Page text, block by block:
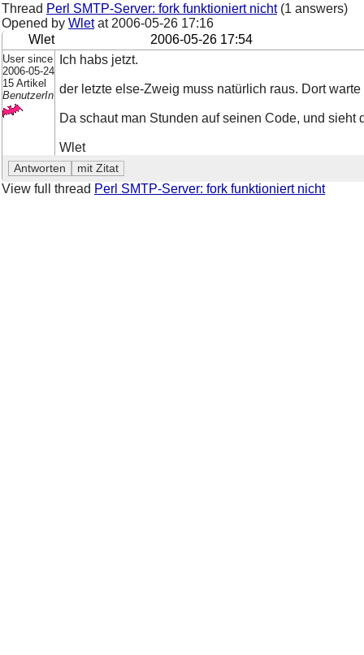
Thread Perl SMTP-Server: fork funktioniert nicht(1 answers)
Opened by Wletat 2006-05-26 17:16
Wlet
2006-05-26 17:54
User since
2006-05-24
15 Artikel
BenutzerIn
Ich habs jetzt.
der letzte else-Zweig muss natürlich raus. Dort
Da schaut man Stunden auf seinen Code, und
Wlet
View full thread Perl SMTP-Server: fork funktioniert nicht